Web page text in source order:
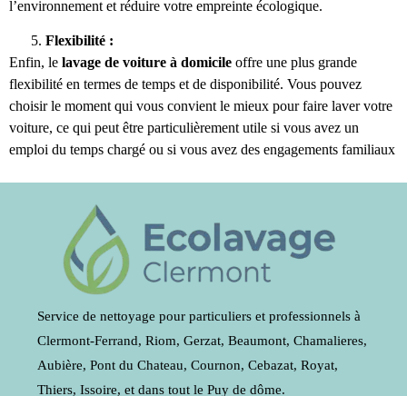
l’environnement et réduire votre empreinte écologique.
Flexibilité :
Enfin, le lavage de voiture à domicile offre une plus grande
flexibilité en termes de temps et de disponibilité. Vous pouvez
choisir le moment qui vous convient le mieux pour faire laver votre
voiture, ce qui peut être particulièrement utile si vous avez un
emploi du temps chargé ou si vous avez des engagements familiaux
Service de nettoyage pour particuliers et professionnels à
Clermont-Ferrand, Riom, Gerzat, Beaumont, Chamalieres,
Aubière, Pont du Chateau, Cournon, Cebazat, Royat,
Thiers, Issoire, et dans tout le Puy de dôme.